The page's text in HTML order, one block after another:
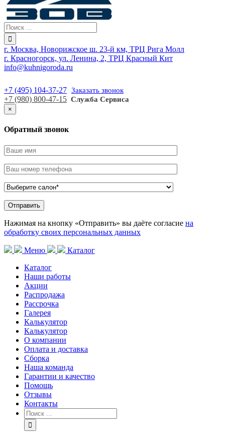
г. Москва, Новорижское ш. 23-й км, ТРЦ Рига Молл
г. Красногорск, ул. Ленина, 2, ТРЦ Красный Кит
info@kuhnigoroda.ru
+7 (495) 104-37-27 Заказать звонок
+7 (980) 800-47-15 Служба Сервиса
×
Обратный звонок
Нажимая на кнопку «Отправить» вы даёте согласие на
обработку своих персональных данных
Меню
Каталог
Каталог
Наши работы
Акции
Распродажа
Рассрочка
Галерея
Калькулятор
Калькулятор
О компании
Оплата и доставка
Сборка
Наша команда
Гарантии и качество
Помощь
Отзывы
Контакты